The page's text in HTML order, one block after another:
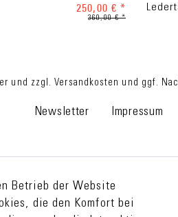
250,00 € *
360,00 € *
und zzgl. Versandkosten und ggf.
Newsletter Impressum
Betrieb der Website
die den Komfort bei